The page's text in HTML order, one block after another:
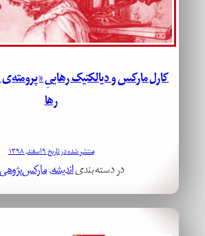
کارل مارکس و دیالکتیک رهاییِ
رها
منتشر شده در تاریخ ۹ اسفند, ۱۳۹۸
در دسته بندیاندیشه,